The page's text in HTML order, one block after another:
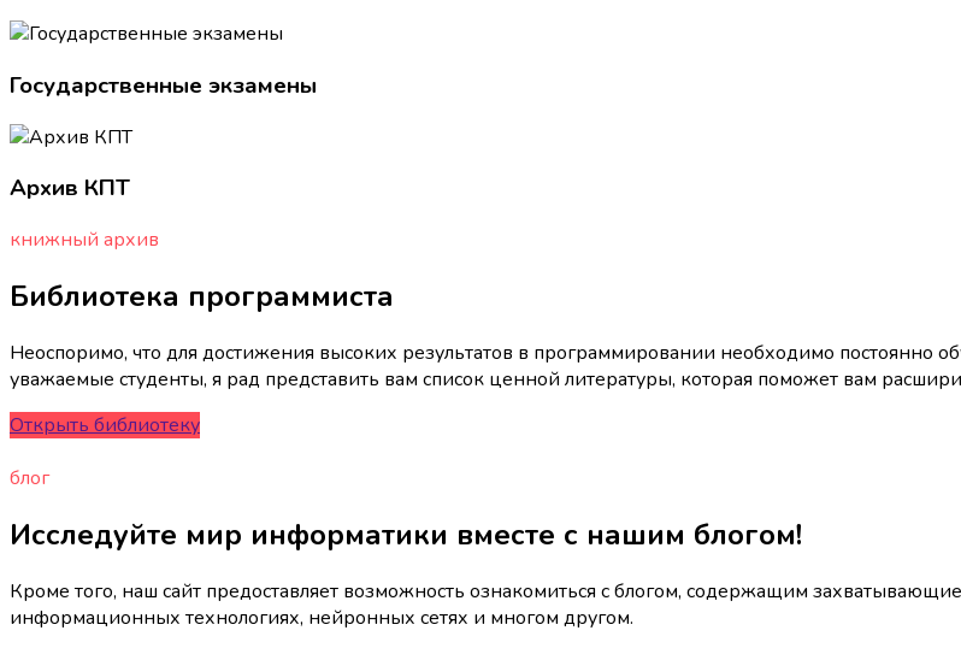
Государственные экзамены
Архив КПТ
книжный архив
Библиотека программиста
Неоспоримо, что для достижения высоких результатов в программировании необходимо постоянно
уважаемые студенты, я рад представить вам список ценной литературы, которая поможет вам
Открыть библиотеку
блог
Исследуйте мир информатики вместе с нашим блогом!
Кроме того, наш сайт предоставляет возможность ознакомиться с блогом, содержащим
информационных технологиях, нейронных сетях и многом другом.